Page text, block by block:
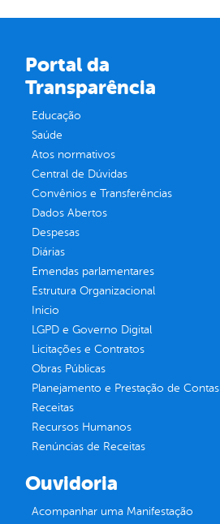
Portal da
Transparência
Educação
Saúde
Atos normativos
Central de Dúvidas
Convênios e Transferências
Dados Abertos
Despesas
Diárias
Emendas parlamentares
Estrutura Organizacional
Inicio
LGPD e Governo Digital
Licitações e Contratos
Obras Públicas
Planejamento e Prestação de Contas
Receitas
Recursos Humanos
Renúncias de Receitas
Ouvidoria
Acompanhar uma Manifestação